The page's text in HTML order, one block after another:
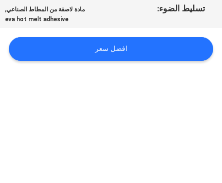
اطلب
عرض
أسعار
تسليط الضوء: مادة لاصقة من المطاط الصناعي,
eva hot melt adhesive
افضل سعر